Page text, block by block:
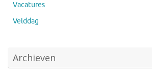
Vacatures
Velddag
Archieven